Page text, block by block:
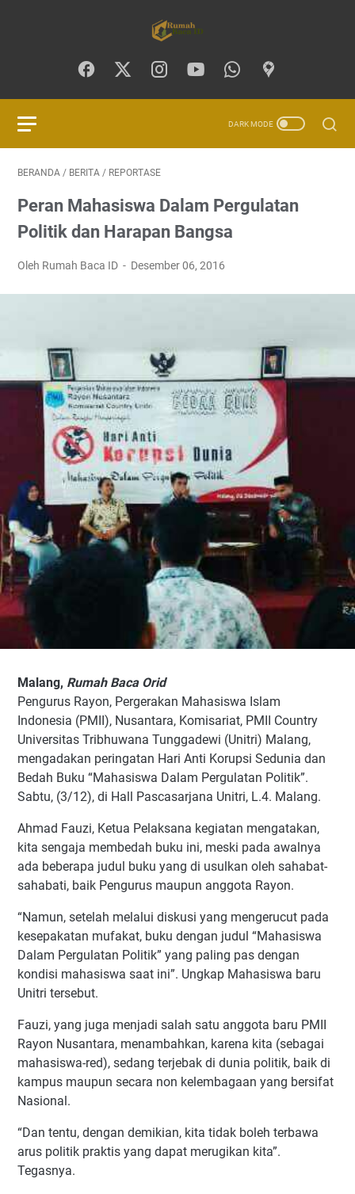
BERANDA / BERITA / REPORTASE
Peran Mahasiswa Dalam Pergulatan
Politik dan Harapan Bangsa
Oleh Rumah Baca ID Desember 06, 2016
Malang, Rumah Baca Orid
Pengurus Rayon, Pergerakan Mahasiswa Islam
Indonesia (PMII), Nusantara, Komisariat, PMII Country
Universitas Tribhuwana Tunggadewi (Unitri) Malang,
mengadakan peringatan Hari Anti Korupsi Sedunia dan
Bedah Buku “Mahasiswa Dalam Pergulatan Politik”.
Sabtu, (3/12), di Hall Pascasarjana Unitri, L.4. Malang.
Ahmad Fauzi, Ketua Pelaksana kegiatan mengatakan,
kita sengaja membedah buku ini, meski pada awalnya
ada beberapa judul buku yang di usulkan oleh sahabat-
sahabati, baik Pengurus maupun anggota Rayon.
“Namun, setelah melalui diskusi yang mengerucut pada
kesepakatan mufakat, buku dengan judul “Mahasiswa
Dalam Pergulatan Politik” yang paling pas dengan
kondisi mahasiswa saat ini”. Ungkap Mahasiswa baru
Unitri tersebut.
Fauzi, yang juga menjadi salah satu anggota baru PMII
Rayon Nusantara, menambahkan, karena kita (sebagai
mahasiswa-red), sedang terjebak di dunia politik, baik di
kampus maupun secara non kelembagaan yang bersifat
Nasional.
“Dan tentu, dengan demikian, kita tidak boleh terbawa
arus politik praktis yang dapat merugikan kita”.
Tegasnya.